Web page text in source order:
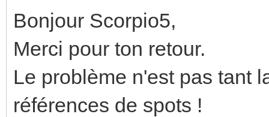
Bonjour Scorpio5,
Merci pour ton retour.
Le problème n'est pas tant
références de spots !